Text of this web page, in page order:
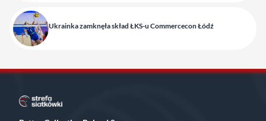
Ukrainka zamknęła skład ŁKS-u Commercecon Łódź